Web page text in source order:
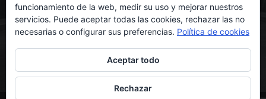
SÍGUENOS
funcionamiento de la web, medir su uso y mejorar nuestros
servicios. Puede aceptar todas las cookies, rechazar las no
necesarias o configurar sus preferencias. Política de cookies
Aceptar todo
Rechazar